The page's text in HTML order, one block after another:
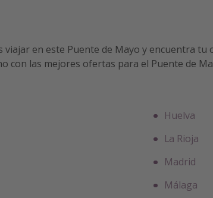
en este Puente de Mayo y encuentra
con las mejores ofertas para el Puente de
Huelva
La Rioja
Madrid
Málaga